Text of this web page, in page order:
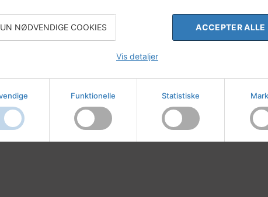
NØDVENDIGE COOKIES ACCEPTER ALLE
Vis detaljer
Funktionelle Statistiske